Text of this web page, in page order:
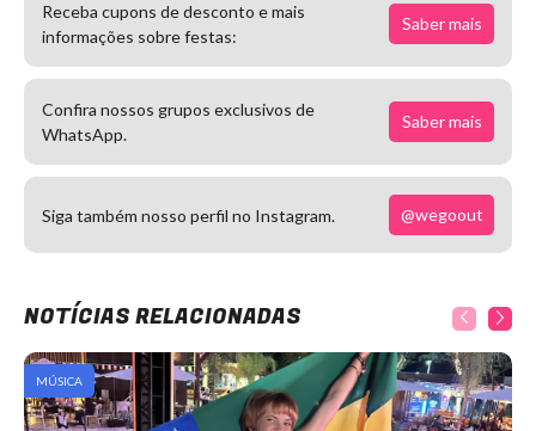
Receba cupons de desconto e mais
informações sobre festas:
Saber mais
Confira nossos grupos exclusivos de
WhatsApp.
Saber mais
Siga também nosso perfil no Instagram. @wegoout
NOTÍCIAS RELACIONADAS
MÚSICA